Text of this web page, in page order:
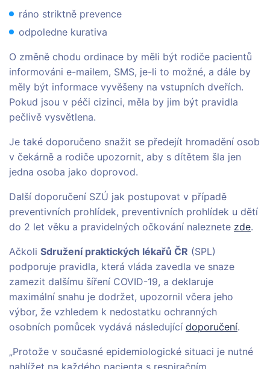
ráno striktně prevence
odpoledne kurativa
O změně chodu ordinace by měli být rodiče pacientů
informováni e-mailem, SMS, je-li to možné, a dále by
měly být informace vyvěšeny na vstupních dveřích.
Pokud jsou v péči cizinci, měla by jim být pravidla
pečlivě vysvětlena.
Je také doporučeno snažit se předejít hromadění osob
v čekárně a rodiče upozornit, aby s dítětem šla jen
jedna osoba jako doprovod.
Další doporučení SZÚ jak postupovat v případě
preventivních prohlídek, preventivních prohlídek u dětí
do 2 let věku a pravidelných očkování naleznete zde.
Ačkoli Sdružení praktických lékařů ČR (SPL)
podporuje pravidla, která vláda zavedla ve snaze
zamezit dalšímu šíření COVID-19, a deklaruje
maximální snahu je dodržet, upozornil včera jeho
výbor, že vzhledem k nedostatku ochranných
osobních pomůcek vydává následující doporučení.
„Protože v současné epidemiologické situaci je nutné